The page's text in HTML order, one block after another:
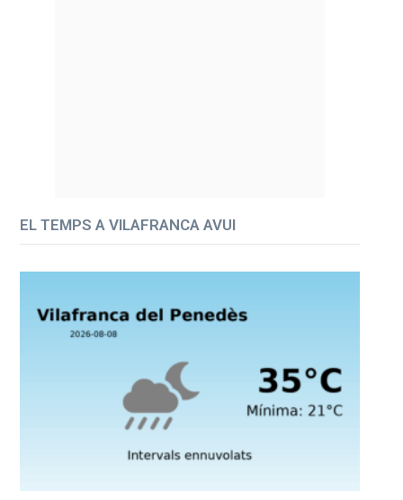
EL TEMPS A VILAFRANCA AVUI